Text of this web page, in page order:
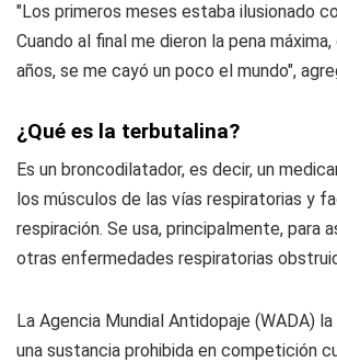
"Los primeros meses estaba ilusionado
Cuando al final me dieron la pena
años, se me cayó un poco el mundo",
¿Qué es la terbutalina?
Es un broncodilatador, es decir, un
los músculos de las vías respiratorias y
respiración. Se usa, principalmente, para
otras enfermedades respiratorias
La Agencia Mundial Antidopaje (WADA)
una sustancia prohibida en competición